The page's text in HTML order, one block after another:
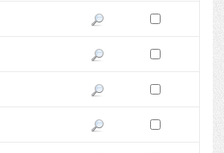
Pokaż podgląd wersji z dnia
Zaznacz wersję do
Pokaż podgląd wersji z dnia
Zaznacz wersję do
Pokaż podgląd wersji z dnia
Zaznacz wersję do
Pokaż podgląd wersji z dnia
Zaznacz wersję do